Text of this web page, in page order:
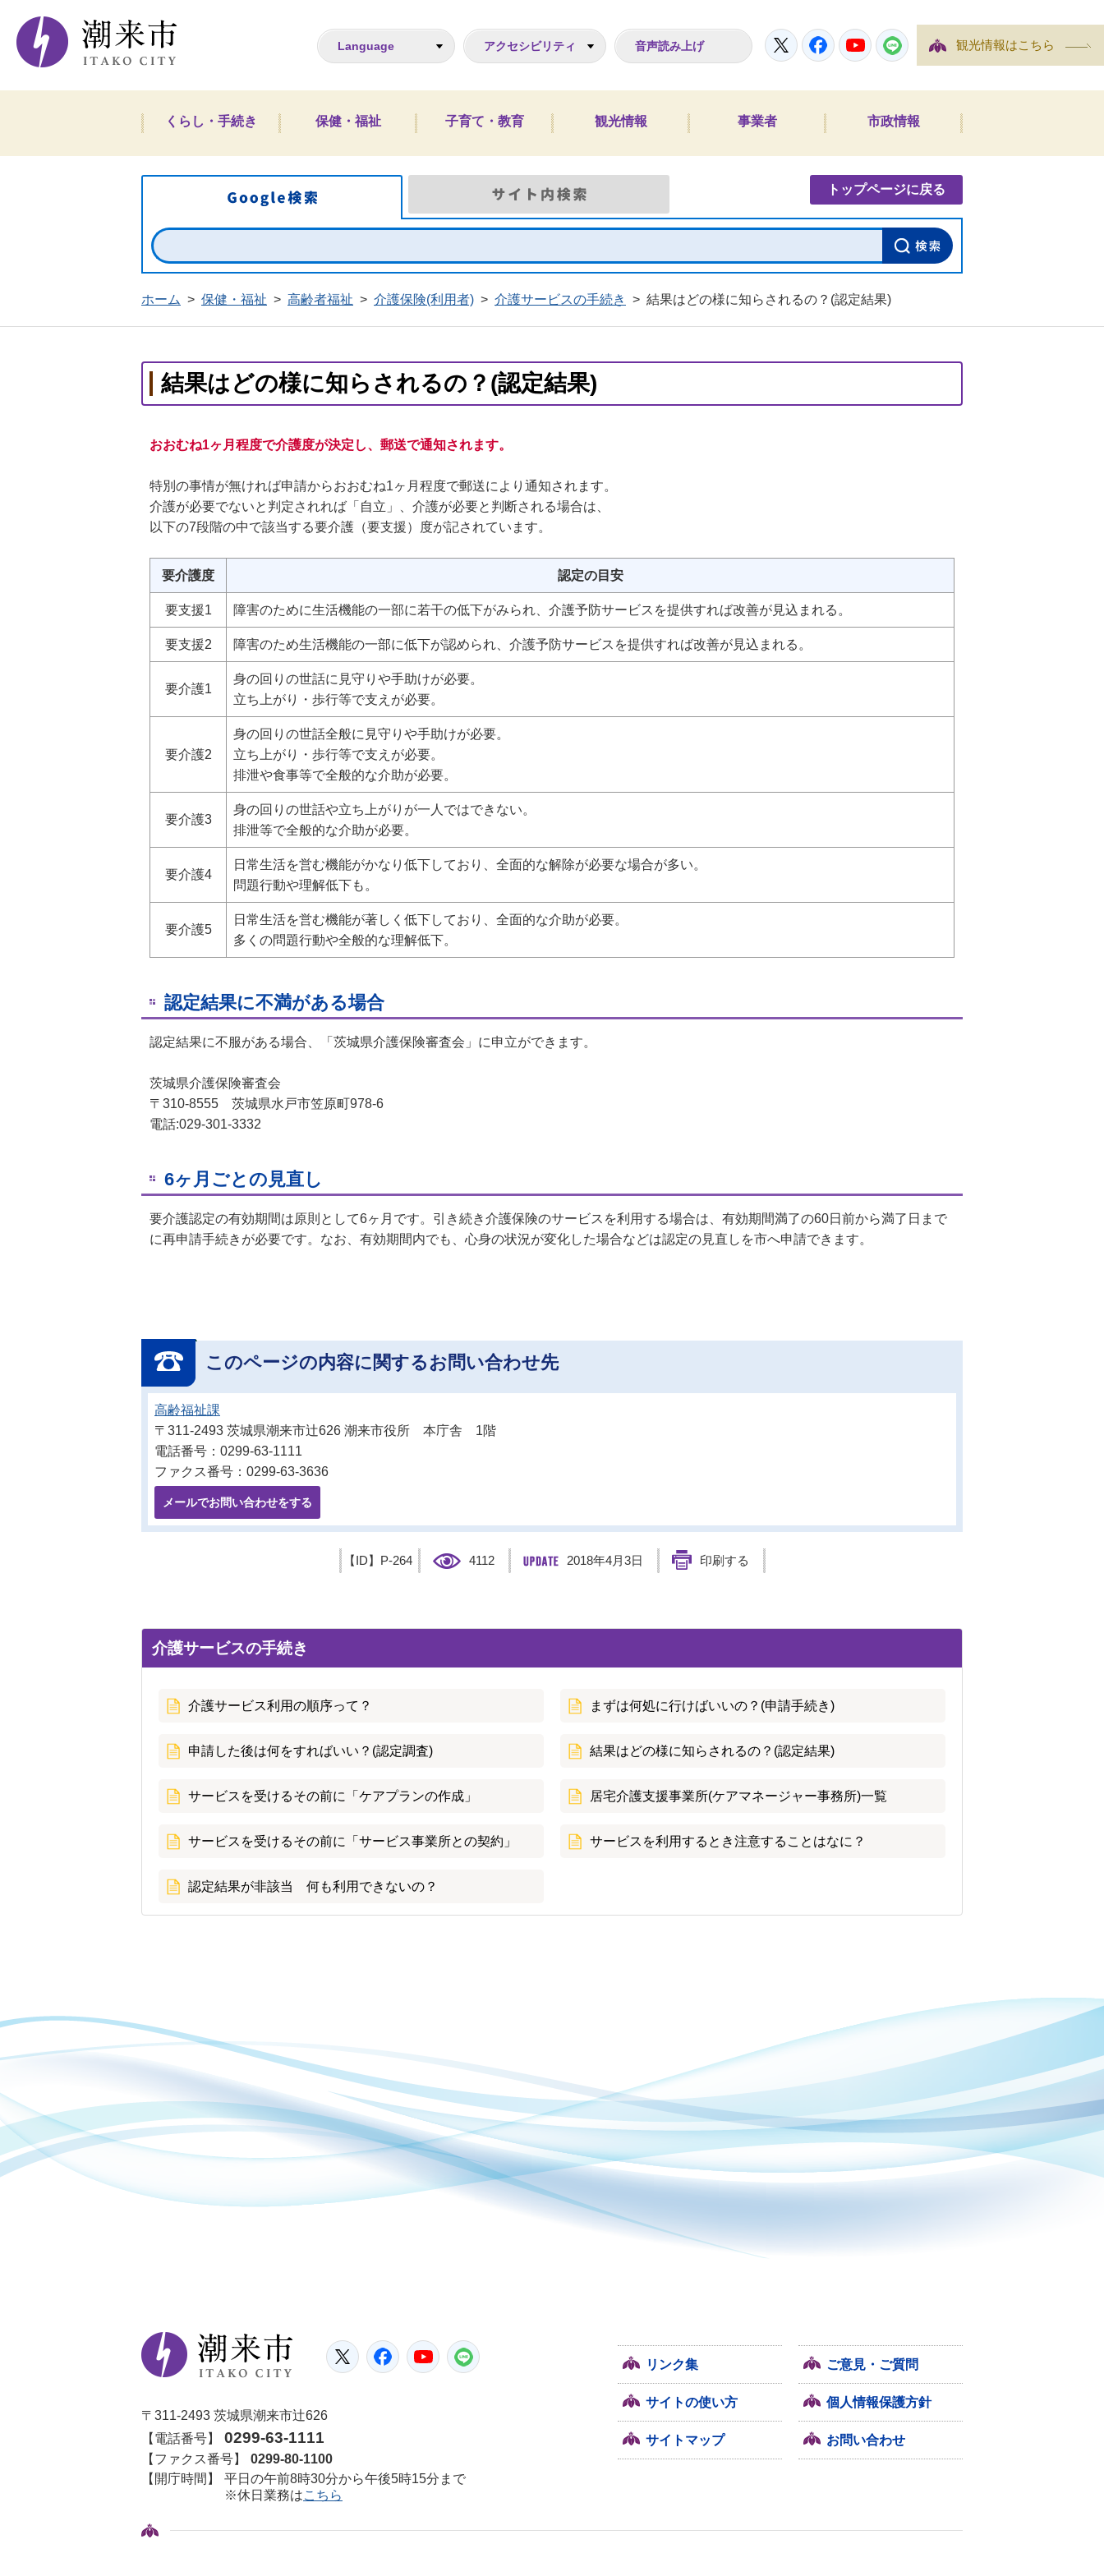
潮来市ホームページ
Language アクセシビリティ 音声読み上げ TwitterFacebookYouTubeLINE 観光情報はこちら
くらし・手続き 保健・福祉 子育て・教育 観光情報 事業者 市政情報
Google検索 トップページに戻る
ホーム > 保健・福祉 > 高齢者福祉 > 介護保険(利用者) > 介護サービスの手続き > 結果はどの様に知らされるの？(認定結果)
結果はどの様に知らされるの？(認定結果)
おおむね1ヶ月程度で介護度が決定し、郵送で通知されます。
特別の事情が無ければ申請からおおむね1ヶ月程度で郵送により通知されます。
介護が必要でないと判定されれば「自立」、介護が必要と判断される場合は、
以下の7段階の中で該当する要介護（要支援）度が記されています。
要介護度 認定の目安
要支援1 障害のために生活機能の一部に若干の低下がみられ、介護予防サービスを提供すれば改善が見込まれる。
要支援2 障害のため生活機能の一部に低下が認められ、介護予防サービスを提供すれば改善が見込まれる。
要介護1
身の回りの世話に見守りや手助けが必要。
立ち上がり・歩行等で支えが必要。
要介護2
身の回りの世話全般に見守りや手助けが必要。
立ち上がり・歩行等で支えが必要。
排泄や食事等で全般的な介助が必要。
要介護3
身の回りの世話や立ち上がりが一人ではできない。
排泄等で全般的な介助が必要。
要介護4
日常生活を営む機能がかなり低下しており、全面的な解除が必要な場合が多い。
問題行動や理解低下も。
要介護5
日常生活を営む機能が著しく低下しており、全面的な介助が必要。
多くの問題行動や全般的な理解低下。
認定結果に不満がある場合
認定結果に不服がある場合、「茨城県介護保険審査会」に申立ができます。
茨城県介護保険審査会
〒310-8555 茨城県水戸市笠原町978-6
電話:029-301-3332
6ヶ月ごとの見直し
要介護認定の有効期間は原則として6ヶ月です。引き続き介護保険のサービスを利用する場合は、有効期間満了の60日前から満了日まで
に再申請手続きが必要です。なお、有効期間内でも、心身の状況が変化した場合などは認定の見直しを市へ申請できます。
このページの内容に関するお問い合わせ先
高齢福祉課
〒311-2493 茨城県潮来市辻626 潮来市役所 本庁舎 1階
電話番号：0299-63-1111
ファクス番号：0299-63-3636
メールでお問い合わせをする
【ID】 P-264 4112 2018年4月3日 印刷する
介護サービスの手続き
介護サービス利用の順序って？ まずは何処に行けばいいの？(申請手続き)
申請した後は何をすればいい？(認定調査) 結果はどの様に知らされるの？(認定結果)
サービスを受けるその前に「ケアプランの作成」 居宅介護支援事業所(ケアマネージャー事務所)一覧
サービスを受けるその前に「サービス事業所との契約」 サービスを利用するとき注意することはなに？
認定結果が非該当 何も利用できないの？
潮来市
Twitter FacebookYouTube
〒311-2493 茨城県潮来市辻626
【電話番号】
0299-63-1111
【ファクス番号】
0299-80-1100
【開庁時間】
平日の午前8時30分から午後5時15分まで
※休日業務はこちら
リンク集 ご意見・ご質問
サイトの使い方 個人情報保護方針
サイトマップ お問い合わせ